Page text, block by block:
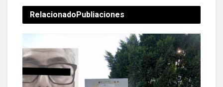
RelacionadoPubliaciones